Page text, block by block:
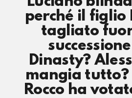
perché il figlio
tagliato
Dinasty?
mangia tutto?
Rocco ha